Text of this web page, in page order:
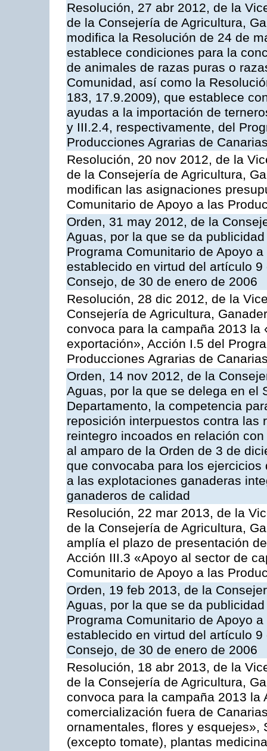
Resolución, 27 abr 2012, de la
de la Consejería de Agricultura,
modifica la Resolución de 24 de
establece condiciones para la
de animales de razas puras o
Comunidad, así como la
183, 17.9.2009), que establece
ayudas a la importación de
y III.2.4, respectivamente, del
Producciones Agrarias de
Resolución, 20 nov 2012, de la
de la Consejería de Agricultura,
modifican las asignaciones
Comunitario de Apoyo a las
Orden, 31 may 2012, de la
Aguas, por la que se da
Programa Comunitario de Apoyo
establecido en virtud del artículo
Consejo, de 30 de enero de 2006
Resolución, 28 dic 2012, de la
Consejería de Agricultura,
convoca para la campaña 2013
exportación», Acción I.5 del
Producciones Agrarias de
Orden, 14 nov 2012, de la
Aguas, por la que se delega en el
Departamento, la competencia
reposición interpuestos contra las
reintegro incoados en relación
al amparo de la Orden de 3 de
que convocaba para los
a las explotaciones ganaderas
ganaderos de calidad
Resolución, 22 mar 2013, de la
de la Consejería de Agricultura,
amplía el plazo de presentación
Acción III.3 «Apoyo al sector de
Comunitario de Apoyo a las
Orden, 19 feb 2013, de la
Aguas, por la que se da
Programa Comunitario de Apoyo
establecido en virtud del artículo
Consejo, de 30 de enero de 2006
Resolución, 18 abr 2013, de la
de la Consejería de Agricultura,
convoca para la campaña 2013 la
comercialización fuera de
ornamentales, flores y esquejes»,
(excepto tomate), plantas